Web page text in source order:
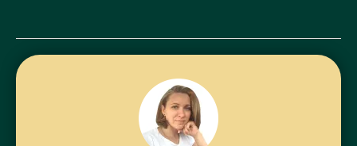
Изделия художественные из камня, бетона
или мрамора;
Кабинки пляжные неметаллические;